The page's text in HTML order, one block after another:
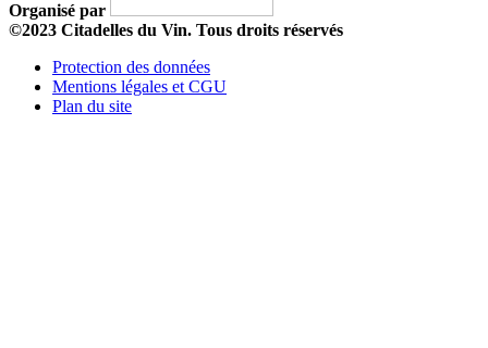
Organisé par
©2023 Citadelles du Vin. Tous droits réservés
Protection des données
Mentions légales et CGU
Plan du site